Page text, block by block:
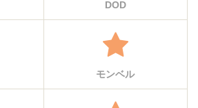
DOD
モンベル